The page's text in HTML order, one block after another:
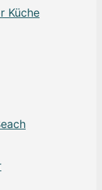
Küche